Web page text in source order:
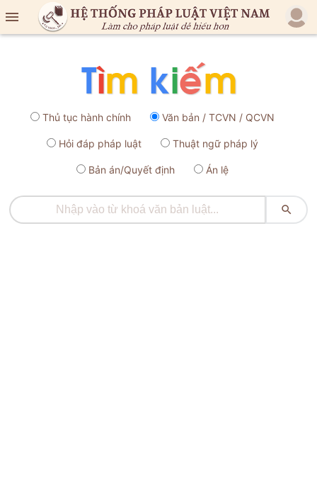

Thủ tục hành chính Văn bản / TCVN / QCVN
Hỏi đáp pháp luật Thuật ngữ pháp lý
Bản án/Quyết định Án lệ
